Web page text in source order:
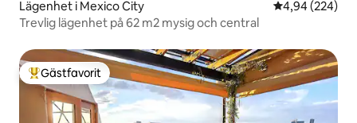
Lägenhet i Mexico City 4,94 av 5 i
4,94 (224)
Trevlig lägenhet på 62 m2 mysig och central
Populär gästfavorit
Gästfavorit